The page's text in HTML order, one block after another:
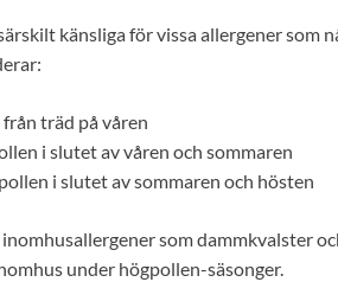
känsliga för vissa allergener som
träd på våren
i slutet av våren och sommaren
i slutet av sommaren och hösten
som dammkvalster
under högpollen-säsonger.